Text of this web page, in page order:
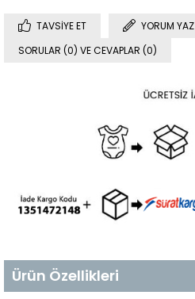
TAVSIYE ET
YORUM YAZ
SORULAR (0) VE CEVAPLAR (0)
Ürün Özellikleri